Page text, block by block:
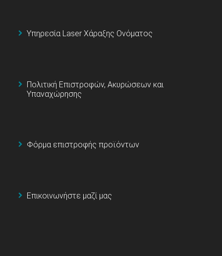
Υπηρεσία Laser Χάραξης Ονόματος
Πολιτική Επιστροφών, Ακυρώσεων και
Υπαναχώρησης
Φόρμα επιστροφής προϊόντων
Επικοινωνήστε μαζί μας